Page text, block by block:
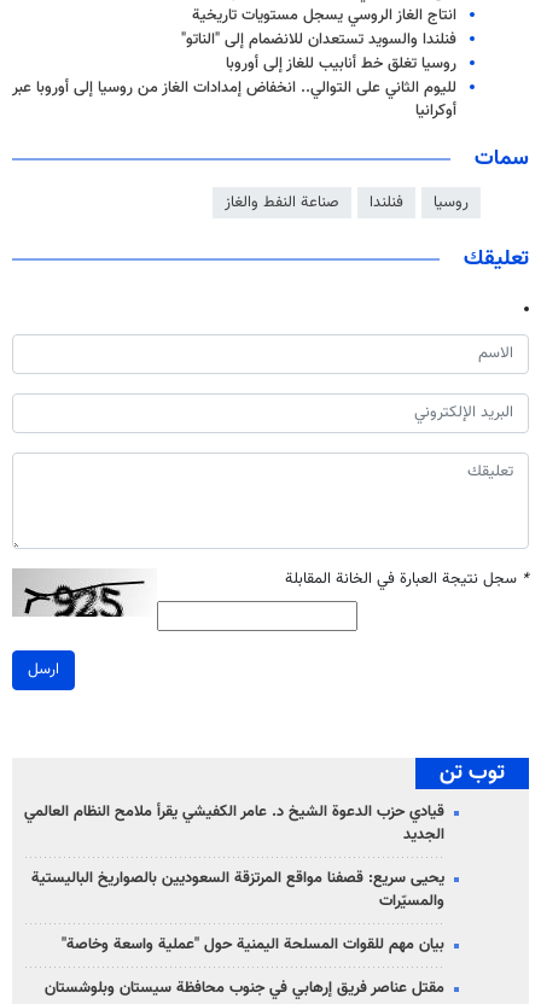
انتاج الغاز الروسي يسجل مستويات تاريخية
فنلندا والسويد تستعدان للانضمام إلى "الناتو"
روسيا تغلق خط أنابيب للغاز إلى أوروبا
لليوم الثاني على التوالي.. انخفاض إمدادات الغاز من روسيا إلى أوروبا عبر
أوكرانيا
سمات
روسيا فنلندا صناعة النفط والغاز
تعليقك
* سجل نتيجة العبارة في الخانة المقابلة
ارسل
توب تن
قيادي حزب الدعوة الشيخ د. عامر الكفيشي يقرأ ملامح النظام العالمي
الجديد
يحيى سريع: قصفنا مواقع المرتزقة السعوديين بالصواريخ الباليستية
والمسيّرات
بيان مهم للقوات المسلحة اليمنية حول "عملية واسعة وخاصة"
مقتل عناصر فريق إرهابي في جنوب محافظة سيستان وبلوشستان